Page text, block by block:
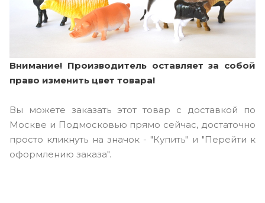
Внимание! Производитель оставляет за собой
право изменить цвет товара!
Вы можете заказать этот товар с доставкой по
Москве и Подмосковью прямо сейчас, достаточно
просто кликнуть на значок - "Купить" и "Перейти к
оформлению заказа".